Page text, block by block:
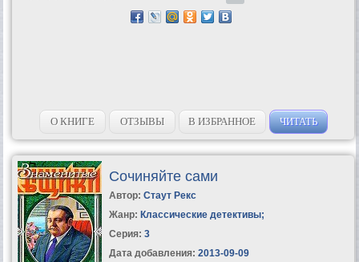
О КНИГЕ ОТЗЫВЫ В ИЗБРАННОЕ ЧИТАТЬ
Сочиняйте сами
Автор: Стаут Рекс
Жанр: Классические детективы;
Серия: 3
Дата добавления: 2013-09-09